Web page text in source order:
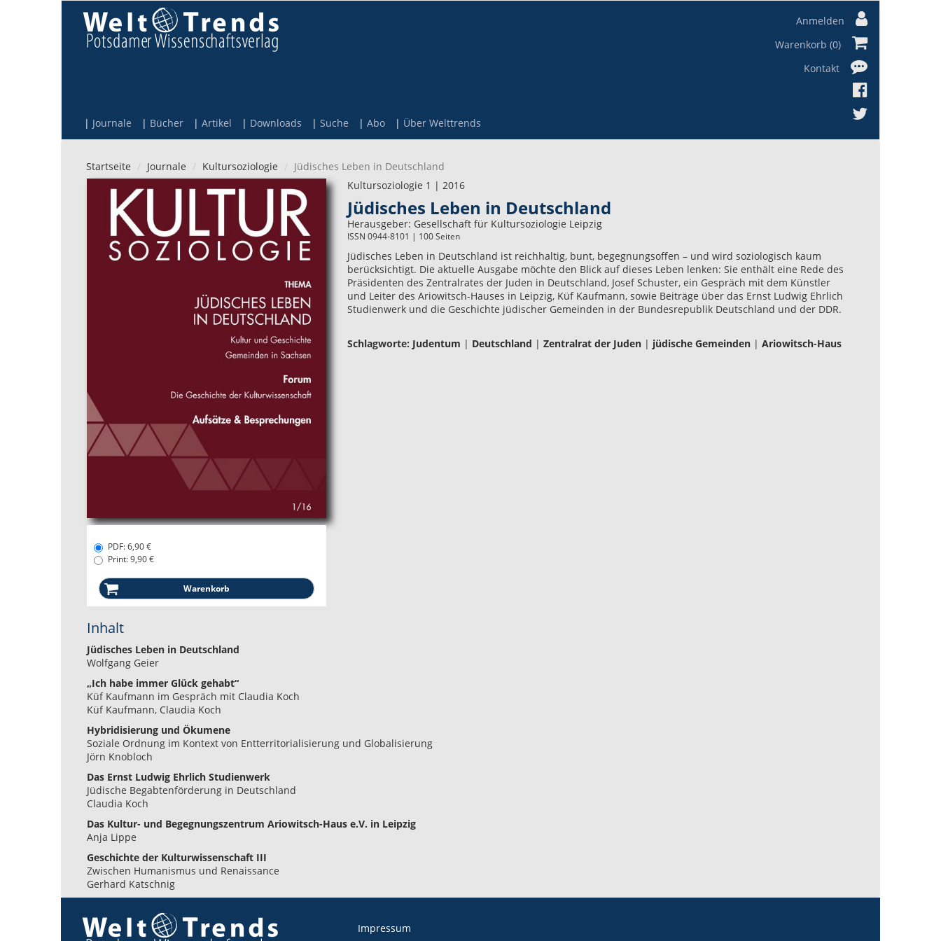
Journale Bücher Artikel Downloads Suche Abo Über Welttrends
Anmelden
Warenkorb (0)
Kontakt
Startseite Journale Kultursoziologie Jüdisches Leben in Deutschland
PDF: 6,90 €
Print: 9,90 €
Kultursoziologie 1 | 2016
Jüdisches Leben in Deutschland
Herausgeber: Gesellschaft für Kultursoziologie Leipzig
ISSN 0944-8101 | 100 Seiten
Jüdisches Leben in Deutschland ist reichhaltig, bunt, begegnungsoffen – und wird soziologisch kaum
berücksichtigt. Die aktuelle Ausgabe möchte den Blick auf dieses Leben lenken: Sie enthält eine Rede des
Präsidenten des Zentralrates der Juden in Deutschland, Josef Schuster, ein Gespräch mit dem Künstler
und Leiter des Ariowitsch-Hauses in Leipzig, Küf Kaufmann, sowie Beiträge über das Ernst Ludwig Ehrlich
Studienwerk und die Geschichte jüdischer Gemeinden in der Bundesrepublik Deutschland und der DDR.
Schlagworte: Judentum | Deutschland | Zentralrat der Juden| jüdische Gemeinden| Ariowitsch-Haus
Inhalt
Jüdisches Leben in Deutschland
Wolfgang Geier
„Ich habe immer Glück gehabt“
Küf Kaufmann im Gespräch mit Claudia Koch
Küf Kaufmann, Claudia Koch
Hybridisierung und Ökumene
Soziale Ordnung im Kontext von Entterritorialisierung und Globalisierung
Jörn Knobloch
Das Ernst Ludwig Ehrlich Studienwerk
Jüdische Begabtenförderung in Deutschland
Claudia Koch
Das Kultur- und Begegnungszentrum Ariowitsch-Haus e.V. in Leipzig
Anja Lippe
Geschichte der Kulturwissenschaft III
Zwischen Humanismus und Renaissance
Gerhard Katschnig
Impressum